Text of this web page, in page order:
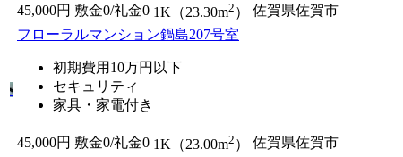
45,000円 敷金0/礼金0 1K（23.30m2 ）
佐賀県佐賀市
フローラルマンション鍋島207号室
初期費用10万円以下
セキュリティ
家具・家電付き
45,000円 敷金0/礼金0 1K（23.00m2 ） 佐賀県佐賀市